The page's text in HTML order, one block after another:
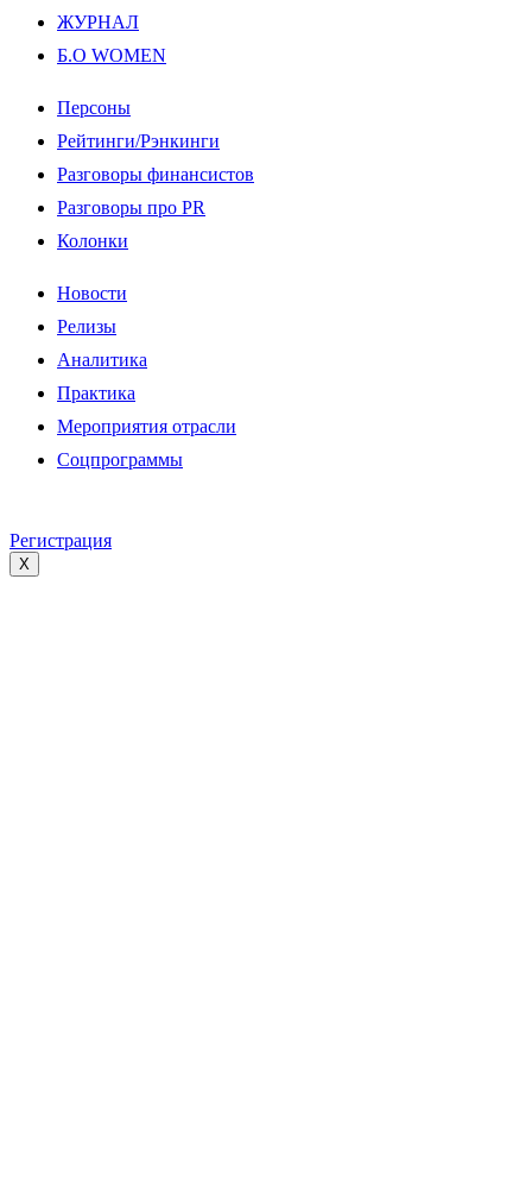
ЖУРНАЛ
Б.О WOMEN
Персоны
Рейтинги/Рэнкинги
Разговоры финансистов
Разговоры про PR
Колонки
Новости
Релизы
Аналитика
Практика
Мероприятия отрасли
Соцпрограммы
Регистрация
X